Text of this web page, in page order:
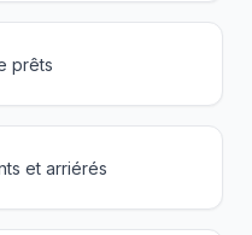
prêts
et arriérés